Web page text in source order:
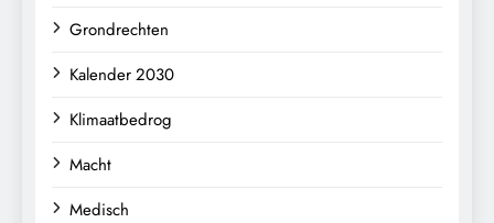
Grondrechten
Kalender 2030
Klimaatbedrog
Macht
Medisch